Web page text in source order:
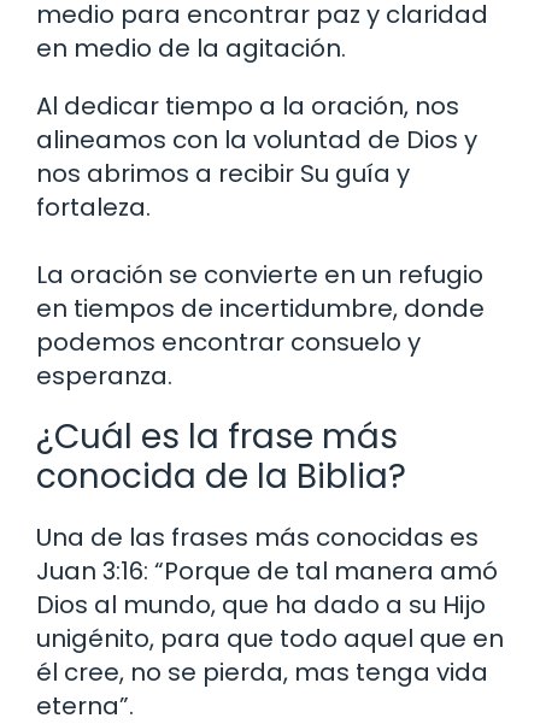
medio para encontrar paz y claridad
en medio de la agitación.
Al dedicar tiempo a la oración, nos
alineamos con la voluntad de Dios y
nos abrimos a recibir Su guía y
fortaleza.
La oración se convierte en un refugio
en tiempos de incertidumbre, donde
podemos encontrar consuelo y
esperanza.
¿Cuál es la frase más
conocida de la Biblia?
Una de las frases más conocidas es
Juan 3:16: “Porque de tal manera amó
Dios al mundo, que ha dado a su Hijo
unigénito, para que todo aquel que en
él cree, no se pierda, mas tenga vida
eterna”.